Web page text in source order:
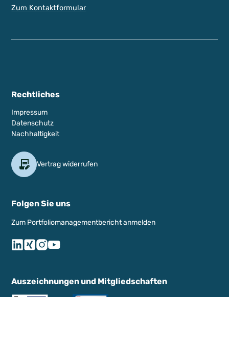
Zum Kontaktformular
Rechtliches
Impressum
Datenschutz
Nachhaltigkeit
Vertrag widerrufen
Folgen Sie uns
Zum Portfoliomanagementbericht anmelden
Auszeichnungen und Mitgliedschaften